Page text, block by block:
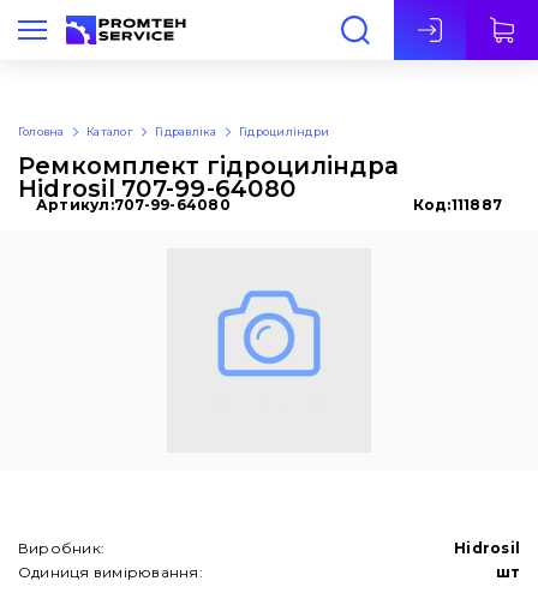
Укр
Головна Каталог Гідравліка Гідроциліндри
Ремкомплект гідроциліндра
Hidrosil 707-99-64080
Артикул:707-99-64080 Код:111887
Виробник:
Hidrosil
Одиниця вимірювання:
шт